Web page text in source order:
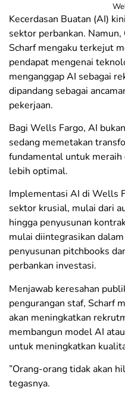
​Kecerdasan Buatan (AI)
sektor perbankan.
Scharf mengaku terkejut
pendapat mengenai
menganggap AI sebagai
dipandang sebagai
pekerjaan.
​Bagi Wells Fargo, AI
sedang memetakan
fundamental untuk
lebih optimal.
​Implementasi AI di Wells
sektor krusial, mulai dari
hingga penyusunan
mulai diintegrasikan
penyusunan pitchbooks
perbankan investasi.
​Menjawab keresahan
pengurangan staf, Scharf
akan meningkatkan
membangun model AI
untuk meningkatkan
​”Orang-orang tidak akan
tegasnya.